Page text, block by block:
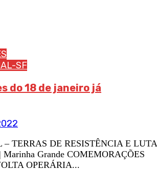
SF
do 18 de janeiro já
– TERRAS DE RESISTÊNCIA E LUTA
Marinha Grande COMEMORAÇÕES
OPERÁRIA...